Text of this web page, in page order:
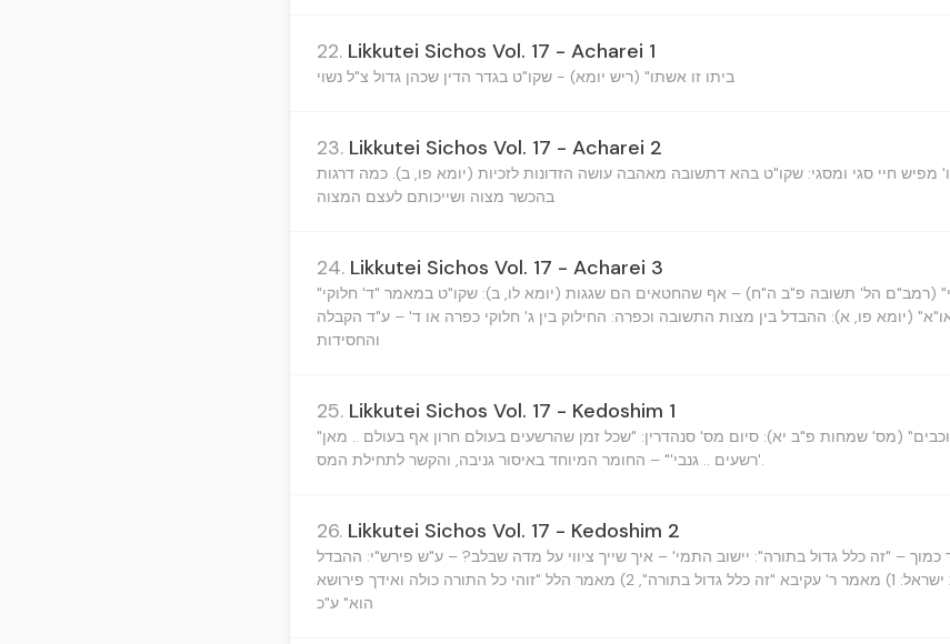
22. Likkutei Sichos Vol. 17 - Acharei 1
ביתו זו אשתו" (ריש יומא) - שקו"ט בגדר הדין שכהן גדול צ"ל נשוי
23. Likkutei Sichos Vol. 17 - Acharei 2
מפיש חיי סגי ומסגי: שקו"ט בהא דתשובה מאהבה עושה הזדונות לזכיות (יומא פו, ב). כמה דרגות
בהכשר מצוה ושייכותם לעצם המצוה
24. Likkutei Sichos Vol. 17 - Acharei 3
"אנחנו חטאנו .. הוא עיקר הוידוי" (רמב"ם הל' תשובה פ"ב ה"ח) – אף שהחטאים הם שגגות (יומא לו, ב): שקו"ט במאמר "ד' חלוקי
(יומא פו, א): ההבדל בין מצות התשובה וכפרה: החילוק בין ג' חלוקי כפרה או ד' – ע"ד הקבלה
והחסידות
25. Likkutei Sichos Vol. 17 - Kedoshim 1
"כל הגונב כאילו עובד עבודת כוכבים" (מס' שמחות פ"ב יא): סיום מס' סנהדרין: "שכל זמן שהרשעים בעולם חרון אף בעולם .. מאן
רשעים .. גנבי'" – החומר המיוחד באיסור גניבה, והקשר לתחילת המס'.
26. Likkutei Sichos Vol. 17 - Kedoshim 2
כמוך – "זה כלל גדול בתורה": יישוב התמי' – איך שייך ציווי על מדה שבלב? – ע"ש פירש"י: ההבדל
בין שני המאמרים בענין אהבת ישראל: 1) מאמר ר' עקיבא "זה כלל גדול בתורה", 2) מאמר הלל "זוהי כל התורה כולה ואידך פירושא
הוא" ע"כ